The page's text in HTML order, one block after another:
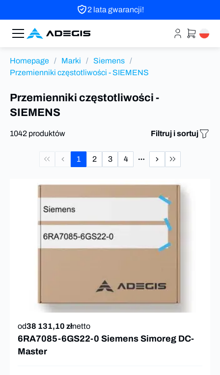
2 lata gwarancji!
Homepage / Marki / Siemens /
Przemienniki częstotliwości - SIEMENS
Przemienniki częstotliwości -
SIEMENS
1042 produktów Filtruj i sortuj
1 2 3 4
od38 131,10 złnetto
6RA7085-6GS22-0 Siemens Simoreg DC-
Master